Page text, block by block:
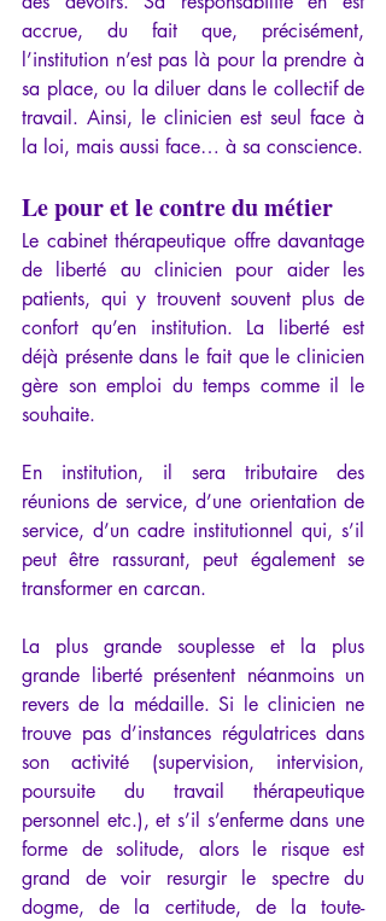
accrue, du fait que, précisément,
l’institution n’est pas là pour la prendre à
sa place, ou la diluer dans le collectif de
travail. Ainsi, le clinicien est seul face à
la loi, mais aussi face… à sa conscience.
Le pour et le contre du métier
Le cabinet thérapeutique offre davantage
de liberté au clinicien pour aider les
patients, qui y trouvent souvent plus de
confort qu’en institution. La liberté est
déjà présente dans le fait que le clinicien
gère son emploi du temps comme il le
souhaite.
En institution, il sera tributaire des
réunions de service, d’une orientation de
service, d’un cadre institutionnel qui, s’il
peut être rassurant, peut également se
transformer en carcan.
La plus grande souplesse et la plus
grande liberté présentent néanmoins un
revers de la médaille. Si le clinicien ne
trouve pas d’instances régulatrices dans
son activité (supervision, intervision,
poursuite du travail thérapeutique
personnel etc.), et s’il s’enferme dans une
forme de solitude, alors le risque est
grand de voir resurgir le spectre du
dogme, de la certitude, de la toute-